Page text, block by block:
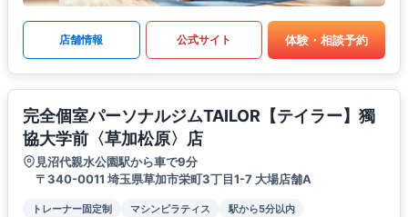
店舗情報 公式サイト 体験・相談予約
完全個室パーソナルジムTAILOR【テイラー】獨
協大学前〈草加松原〉店
見沼代親水公園駅から車で9分
〒340-0011 埼玉県草加市栄町3丁目1-7 大場店舗A
トレーナー固定制 マシンピラティス 駅から5分以内